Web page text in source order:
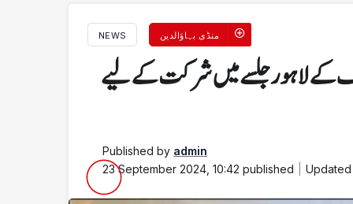
NEWS منڈی بہاؤالدین
کے لاہور جلسے میں شرکت کے لیے
Published by admin
23 September 2024, 10:42 published